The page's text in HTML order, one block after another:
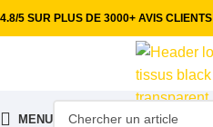
4.8/5 SUR PLUS DE 3000+ AVIS CLIENTS
MENU